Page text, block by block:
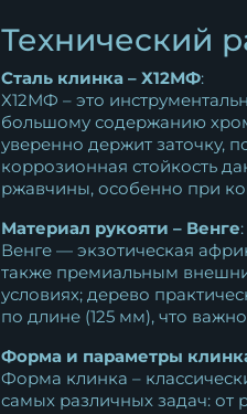
Технический
Сталь клинка – Х12МФ:
Х12МФ – это
большому содержанию
уверенно держит заточку,
коррозионная стойкость
ржавчины, особенно при
Материал рукояти – Венге:
Венге — экзотическая
также премиальным
условиях; дерево
по длине (125 мм), что
Форма и параметры
Форма клинка –
самых различных задач: от